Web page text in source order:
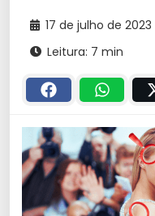
17 de julho de 2023
Leitura: 7 min